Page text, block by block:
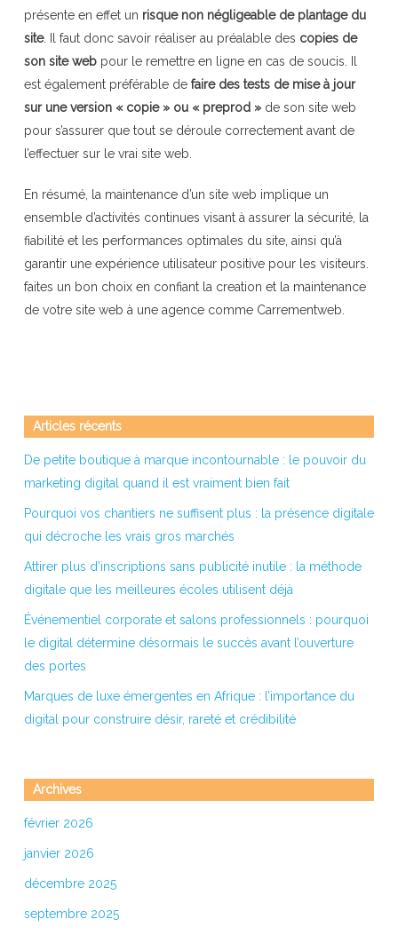
présente en effet un risque non négligeable de plantage du
site. Il faut donc savoir réaliser au préalable des copies de
son site webpour le remettre en ligne en cas de soucis. Il
est également préférable defaire des tests de mise à jour
sur une version « copie » ou « preprod »de son site web
pour s’assurer que tout se déroule correctement avant de
l’effectuer sur le vrai site web.
En résumé, la maintenance d’un site web implique un
ensemble d’activités continues visant à assurer la sécurité, la
fiabilité et les performances optimales du site, ainsi qu’à
garantir une expérience utilisateur positive pour les visiteurs.
faites un bon choix en confiant la creation et la maintenance
de votre site web à une agence comme Carrementweb.
Articles récents
De petite boutique à marque incontournable : le pouvoir du
marketing digital quand il est vraiment bien fait
Pourquoi vos chantiers ne suffisent plus : la présence digitale
qui décroche les vrais gros marchés
Attirer plus d’inscriptions sans publicité inutile : la méthode
digitale que les meilleures écoles utilisent déjà
Événementiel corporate et salons professionnels : pourquoi
le digital détermine désormais le succès avant l’ouverture
des portes
Marques de luxe émergentes en Afrique : l’importance du
digital pour construire désir, rareté et crédibilité
Archives
février 2026
janvier 2026
décembre 2025
septembre 2025